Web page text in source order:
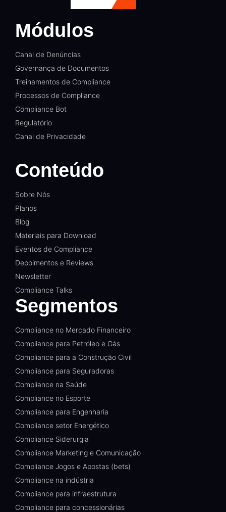
Módulos
Canal de Denúncias
Governança de Documentos
Treinamentos de Compliance
Processos de Compliance
Compliance Bot
Regulatório
Canal de Privacidade
Conteúdo
Sobre Nós
Planos
Blog
Materiais para Download
Eventos de Compliance
Depoimentos e Reviews
Newsletter
Compliance Talks
Segmentos
Compliance no Mercado Financeiro
Compliance para Petróleo e Gás
Compliance para a Construção Civil
Compliance para Seguradoras
Compliance na Saúde
Compliance no Esporte
Compliance para Engenharia
Compliance setor Energético
Compliance Siderurgia
Compliance Marketing e Comunicação
Compliance Jogos e Apostas (bets)
Compliance na indústria
Compliance para infraestrutura
Compliance para concessionárias